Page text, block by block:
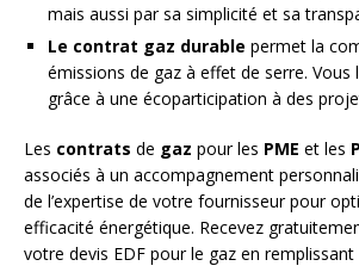
mais aussi par sa simplicité et sa
Le contrat gaz durable permet la
émissions de gaz à effet de serre. Vous
grâce à une écoparticipation à des
Les contrats de gaz pour les PME et les
associés à un accompagnement
de l’expertise de votre fournisseur pour
efficacité énergétique. Recevez
votre devis EDF pour le gaz en